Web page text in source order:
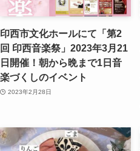
印西市文化ホールにて「第2
回 印西音楽祭」2023年3月21
日開催！朝から晩まで1日音
楽づくしのイベント
2023年2月28日